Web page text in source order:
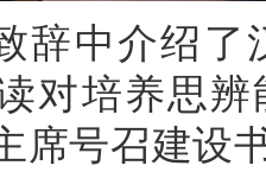
辞中介绍了
对培养思
席号召建设